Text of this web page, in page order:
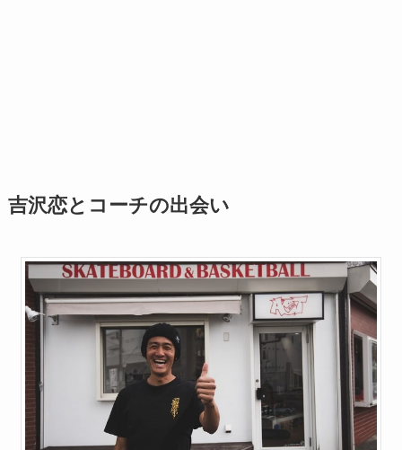
吉沢恋とコーチの出会い